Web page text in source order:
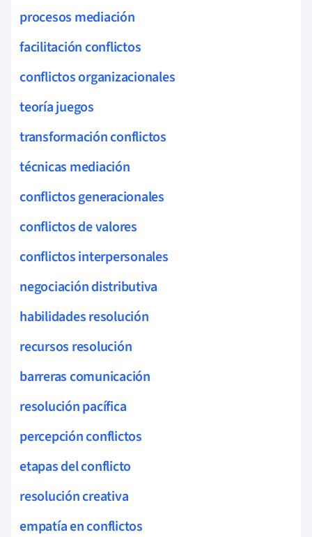
procesos mediación
facilitación conflictos
conflictos organizacionales
teoría juegos
transformación conflictos
técnicas mediación
conflictos generacionales
conflictos de valores
conflictos interpersonales
negociación distributiva
habilidades resolución
recursos resolución
barreras comunicación
resolución pacífica
percepción conflictos
etapas del conflicto
resolución creativa
empatía en conflictos